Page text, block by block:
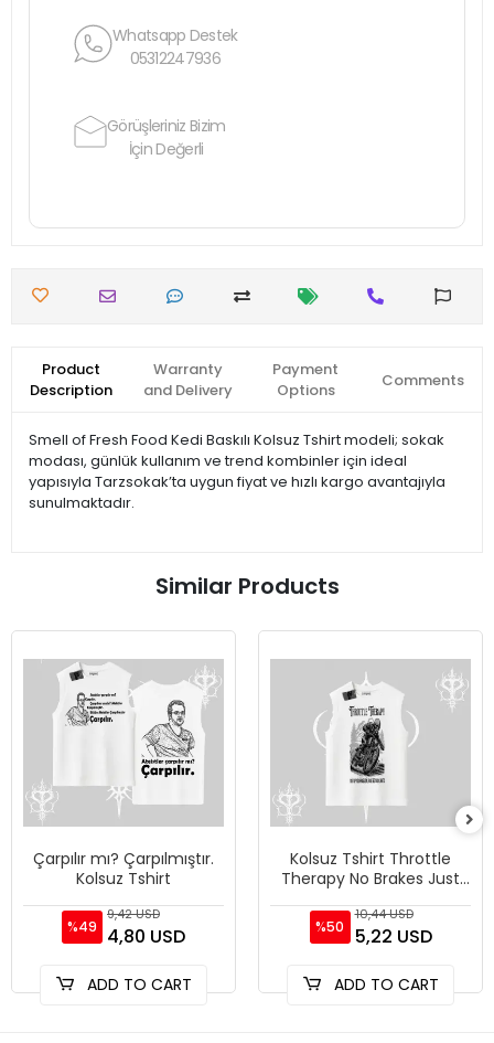
Whatsapp Destek
05312247936
Görüşleriniz Bizim
İçin Değerli
Product
Description
Warranty
and Delivery
Payment
Options
Comments
Smell of Fresh Food Kedi Baskılı Kolsuz Tshirt modeli; sokak
modası, günlük kullanım ve trend kombinler için ideal
yapısıyla Tarzsokak’ta uygun fiyat ve hızlı kargo avantajıyla
sunulmaktadır.
Similar Products
Çarpılır mı? Çarpılmıştır.
Kolsuz Tshirt
%49
9,42 USD
4,80 USD
ADD TO CART
Kolsuz Tshirt Throttle
Therapy No Brakes Just
%50
10,44 USD
5,22 USD
ADD TO CART